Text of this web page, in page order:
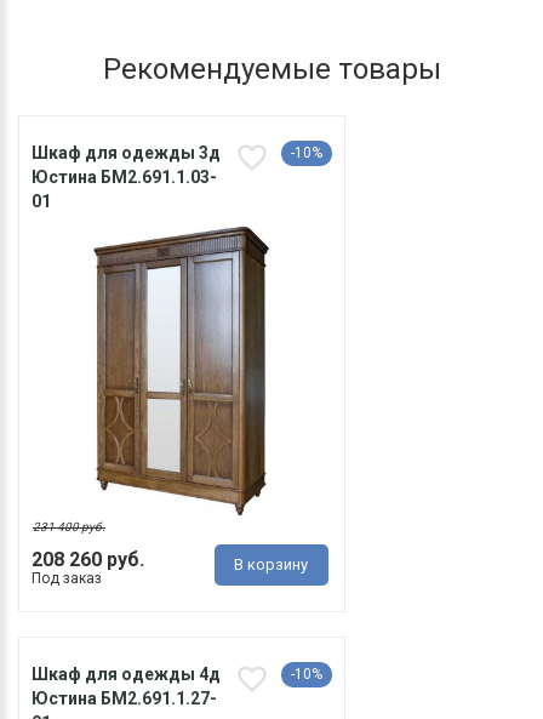
Рекомендуемые товары
Шкаф для одежды 3д
Юстина БМ2.691.1.03-
01
-10%
208 260 руб.
231 400 руб.
Под заказ
В корзину
Шкаф для одежды 4д
Юстина БМ2.691.1.27-
-10%